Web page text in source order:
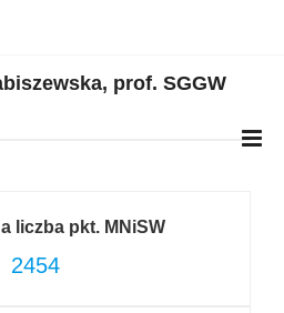
prof. SGGW
liczba pkt. MNiSW
2454